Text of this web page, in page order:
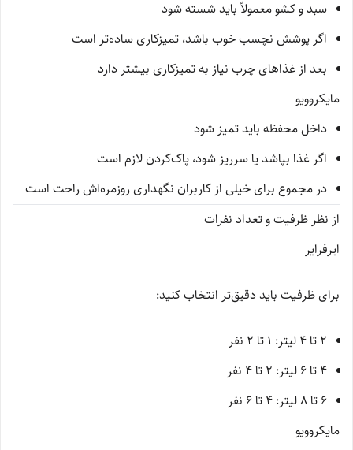
سبد و کشو معمولاً باید شسته شود
اگر پوشش نچسب خوب باشد، تمیزکاری ساده‌تر است
بعد از غذاهای چرب نیاز به تمیزکاری بیشتر دارد
مایکروویو
داخل محفظه باید تمیز شود
اگر غذا بپاشد یا سرریز شود، پاک‌کردن لازم است
در مجموع برای خیلی از کاربران نگهداری روزمره‌اش راحت است
از نظر ظرفیت و تعداد نفرات
ایرفرایر
برای ظرفیت باید دقیق‌تر انتخاب کنید:
2 تا 4 لیتر: 1 تا 2 نفر
4 تا 6 لیتر: 2 تا 4 نفر
6 تا 8 لیتر: 4 تا 6 نفر
مایکروویو